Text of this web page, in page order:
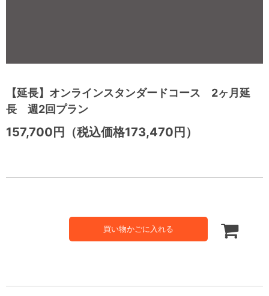
【延長】オンラインスタンダードコース 2ヶ月延
長 週2回プラン
157,700円（税込価格173,470円）
買い物かごに入れる